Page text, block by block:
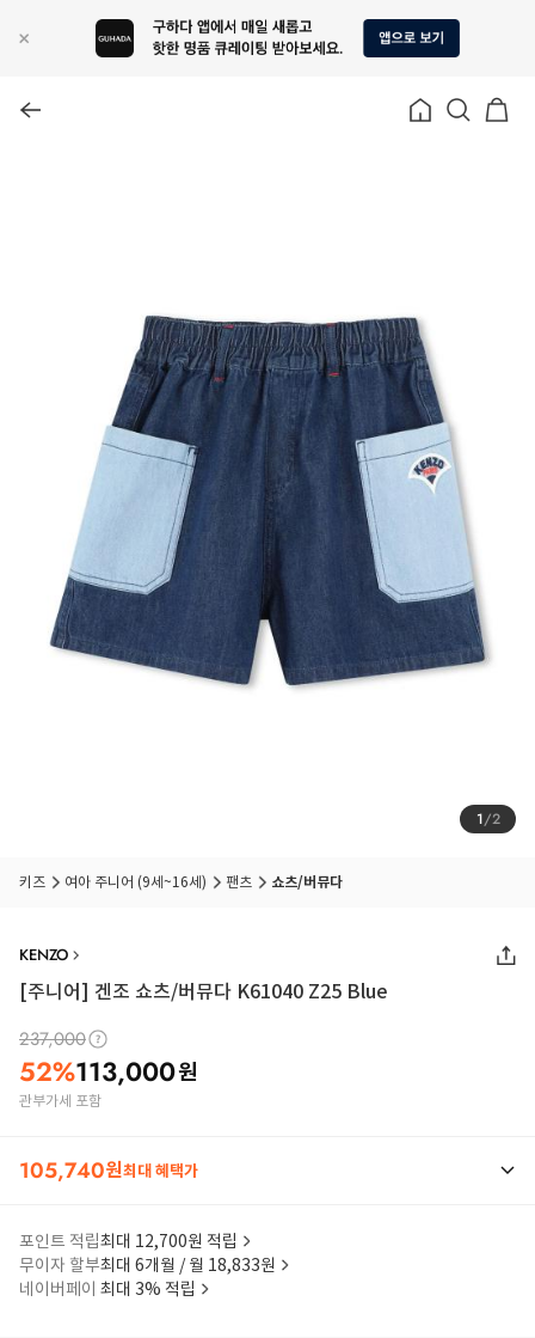
1/2
키즈 여아 주니어 (9세~16세) 팬츠 쇼츠/버뮤다
KENZO
[주니어] 겐조 쇼츠/버뮤다 K61040 Z25 Blue
237,000
52%113,000원
관부가세 포함
105,740원최대 혜택가
포인트 적립최대 12,700원 적립
무이자 할부최대 6개월 / 월 18,833원
네이버페이 최대 3% 적립